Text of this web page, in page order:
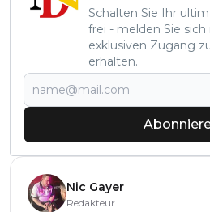
Schalten Sie Ihr
frei - melden Sie
exklusiven Zugang
erhalten.
Nic Gayer
Redakteur